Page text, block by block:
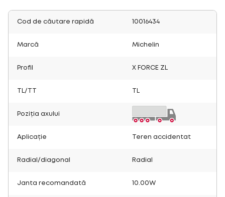
Cod de căutare rapidă 10016434
Marcă Michelin
Profil X FORCE ZL
TL/TT
Poziția axului
Aplicație Teren accidentat
Radial/diagonal Radial
Janta recomandată 10.00W